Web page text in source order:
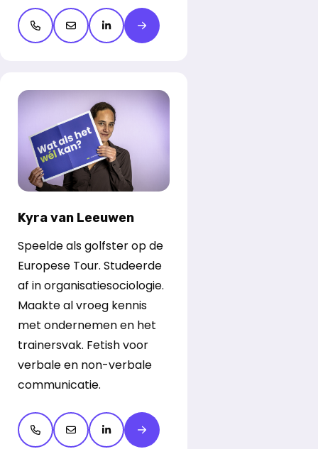
Open de contactpop-up
Open de contactpop-up
LinkedIn openen
Meer over Etienne Verhoeff
Kyra van Leeuwen
Speelde als golfster op de
Europese Tour. Studeerde
af in organisatiesociologie.
Maakte al vroeg kennis
met ondernemen en het
trainersvak. Fetish voor
verbale en non-verbale
communicatie.
Open de contactpop-up
Open de contactpop-up
LinkedIn openen
Meer over Kyra van Leeuwen